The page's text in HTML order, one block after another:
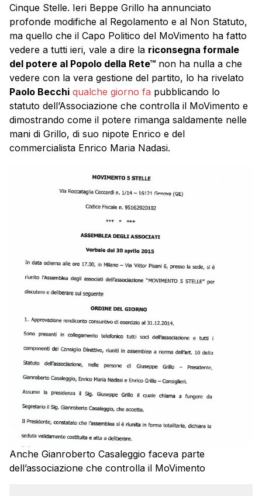
Cinque Stelle. Ieri Beppe Grillo ha annunciato
profonde modifiche al Regolamento e al Non Statuto,
ma quello che il Capo Politico del MoVimento ha fatto
vedere a tutti ieri, vale a dire la riconsegna formale
del potere al Popolo della Rete™ non ha nulla a che
vedere con la vera gestione del partito, lo ha rivelato
Paolo Becchi qualche giorno fa pubblicando lo
statuto dell’Associazione che controlla il MoVimento e
dimostrando come il potere rimanga saldamente nelle
mani di Grillo, di suo nipote Enrico e del
commercialista Enrico Maria Nadasi.
Anche Gianroberto Casaleggio faceva parte
dell’associazione che controlla il MoVimento